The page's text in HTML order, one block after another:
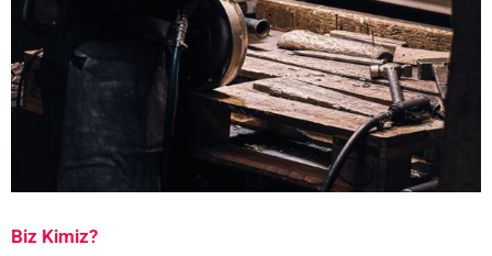
Biz Kimiz?